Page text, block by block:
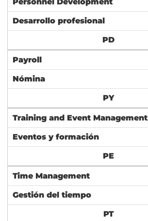
Desarrollo profesional
PD
Payroll
Nómina
PY
Training and Event Management
Eventos y formación
PE
Time Management
Gestión del tiempo
PT